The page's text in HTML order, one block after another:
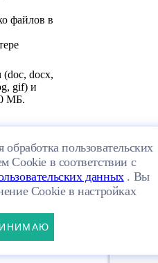
файлов в
docx,
gif) и
МБ.
с
и
обработка пользовательских
Cookie в соответствии с
данных. Вы
Cookie в настройках